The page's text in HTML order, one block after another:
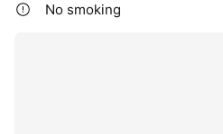
No smoking